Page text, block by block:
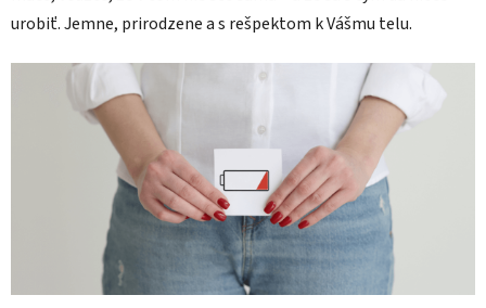
urobiť. Jemne, prirodzene a s rešpektom k Vášmu telu.